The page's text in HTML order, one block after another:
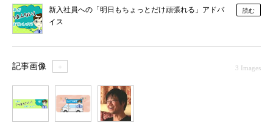
新入社員への「明日もちょっとだけ頑張れる」アドバ
イス
読む
記事画像 ＋ 3 Images